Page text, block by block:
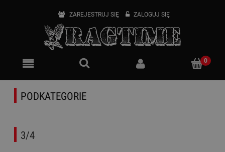
ZAREJESTRUJ SIĘ ZALOGUJ SIĘ
PODKATEGORIE
3/4